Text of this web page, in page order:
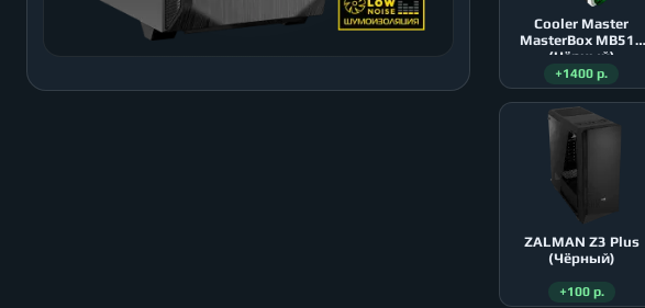
Cooler Master
MasterBox MB511
(Чёрный)
+1400 р.
ZALMAN Z3 Plus
(Чёрный)
+100 р.